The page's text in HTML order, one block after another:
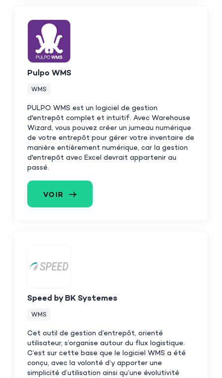
Pulpo WMS
WMS
PULPO WMS est un logiciel de gestion
d'entrepôt complet et intuitif. Avec Warehouse
Wizard, vous pouvez créer un jumeau numérique
de votre entrepôt pour gérer votre inventaire de
manière entièrement numérique, car la gestion
d'entrepôt avec Excel devrait appartenir au
passé.
VOIR
Speed by BK Systemes
WMS
Cet outil de gestion d’entrepôt, orienté
utilisateur, s’organise autour du flux logistique.
C’est sur cette base que le logiciel WMS a été
conçu, avec la volonté d’y apporter une
simplicité d’utilisation ainsi qu’une évolutivité